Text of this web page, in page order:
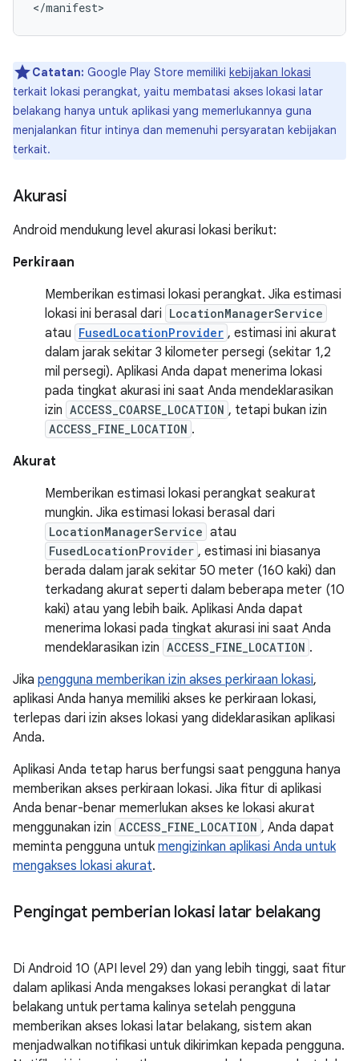
Catatan: Google Play Store memiliki kebijakan lokasi
terkait lokasi perangkat, yaitu membatasi akses lokasi latar
belakang hanya untuk aplikasi yang memerlukannya guna
menjalankan fitur intinya dan memenuhi persyaratan kebijakan
terkait.
Akurasi
Android mendukung level akurasi lokasi berikut:
Perkiraan
Memberikan estimasi lokasi perangkat. Jika estimasi
lokasi ini berasal dari LocationManagerService
atau FusedLocationProvider , estimasi ini akurat
dalam jarak sekitar 3 kilometer persegi (sekitar 1,2
mil persegi). Aplikasi Anda dapat menerima lokasi
pada tingkat akurasi ini saat Anda mendeklarasikan
izin ACCESS_COARSE_LOCATION , tetapi bukan izin
ACCESS_FINE_LOCATION .
Akurat
Memberikan estimasi lokasi perangkat seakurat
mungkin. Jika estimasi lokasi berasal dari
LocationManagerService atau
FusedLocationProvider , estimasi ini biasanya
berada dalam jarak sekitar 50 meter (160 kaki) dan
terkadang akurat seperti dalam beberapa meter (10
kaki) atau yang lebih baik. Aplikasi Anda dapat
menerima lokasi pada tingkat akurasi ini saat Anda
mendeklarasikan izin ACCESS_FINE_LOCATION .
Jika pengguna memberikan izin akses perkiraan lokasi,
aplikasi Anda hanya memiliki akses ke perkiraan lokasi,
terlepas dari izin akses lokasi yang dideklarasikan aplikasi
Anda.
Aplikasi Anda tetap harus berfungsi saat pengguna hanya
memberikan akses perkiraan lokasi. Jika fitur di aplikasi
Anda benar-benar memerlukan akses ke lokasi akurat
menggunakan izin ACCESS_FINE_LOCATION , Anda dapat
meminta pengguna untuk mengizinkan aplikasi Anda untuk
mengakses lokasi akurat.
Pengingat pemberian lokasi latar belakang
Di Android 10 (API level 29) dan yang lebih tinggi, saat fitur
dalam aplikasi Anda mengakses lokasi perangkat di latar
belakang untuk pertama kalinya setelah pengguna
memberikan akses lokasi latar belakang, sistem akan
menjadwalkan notifikasi untuk dikirimkan kepada pengguna.